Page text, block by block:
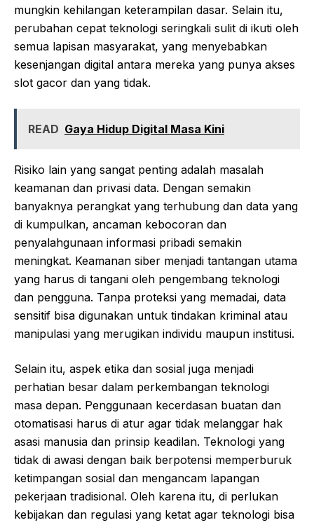
mungkin kehilangan keterampilan dasar. Selain itu,
perubahan cepat teknologi seringkali sulit di ikuti oleh
semua lapisan masyarakat, yang menyebabkan
kesenjangan digital antara mereka yang punya akses
slot gacor dan yang tidak.
READ Gaya Hidup Digital Masa Kini
Risiko lain yang sangat penting adalah masalah
keamanan dan privasi data. Dengan semakin
banyaknya perangkat yang terhubung dan data yang
di kumpulkan, ancaman kebocoran dan
penyalahgunaan informasi pribadi semakin
meningkat. Keamanan siber menjadi tantangan utama
yang harus di tangani oleh pengembang teknologi
dan pengguna. Tanpa proteksi yang memadai, data
sensitif bisa digunakan untuk tindakan kriminal atau
manipulasi yang merugikan individu maupun institusi.
Selain itu, aspek etika dan sosial juga menjadi
perhatian besar dalam perkembangan teknologi
masa depan. Penggunaan kecerdasan buatan dan
otomatisasi harus di atur agar tidak melanggar hak
asasi manusia dan prinsip keadilan. Teknologi yang
tidak di awasi dengan baik berpotensi memperburuk
ketimpangan sosial dan mengancam lapangan
pekerjaan tradisional. Oleh karena itu, di perlukan
kebijakan dan regulasi yang ketat agar teknologi bisa